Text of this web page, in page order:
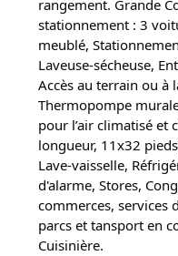
rangement. Grande
stationnement : 3
meublé,
Laveuse-sécheuse,
Accès au terrain ou à
Thermopompe
pour l’air climatisé et
longueur, 11x32
Lave-vaisselle,
d'alarme, Stores,
commerces, services
parcs et tansport en
Cuisinière.